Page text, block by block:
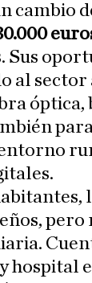
cambio
Sus
al
hospital